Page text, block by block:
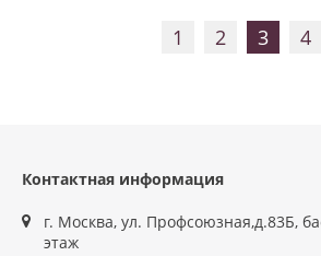
1 2 3 4
Контактная информация
г. Москва, ул. Профсоюзная,д.83Б,
этаж